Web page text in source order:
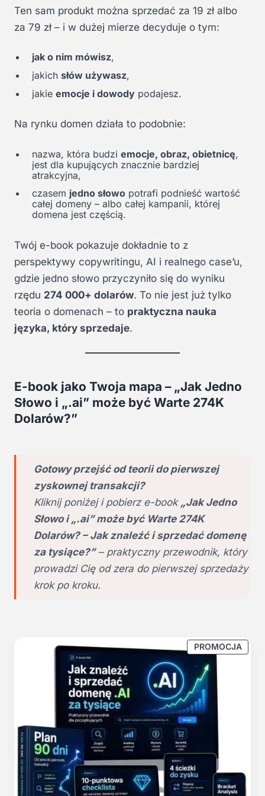
Ten sam produkt można sprzedać za 19 zł albo
za 79 zł – i w dużej mierze decyduje o tym:
jak o nim mówisz,
jakich słów używasz,
jakie emocje i dowody podajesz.
Na rynku domen działa to podobnie:
nazwa, która budzi emocje, obraz, obietnicę,
jest dla kupujących znacznie bardziej
atrakcyjna,
czasem jedno słowo potrafi podnieść wartość
całej domeny – albo całej kampanii, której
domena jest częścią.
Twój e-book pokazuje dokładnie to z
perspektywy copywritingu, AI i realnego case’u,
gdzie jedno słowo przyczyniło się do wyniku
rzędu 274 000+ dolarów. To nie jest już tylko
teoria o domenach – to praktyczna nauka
języka, który sprzedaje.
E-book jako Twoja mapa – „Jak Jedno
Słowo i „.ai” może być Warte 274K
Dolarów?”
Gotowy przejść od teorii do pierwszej
zyskownej transakcji?
Kliknij poniżej i pobierz e-book „Jak Jedno
Słowo i „.ai” może być Warte 274K
Dolarów? – Jak znaleźć i sprzedać domenę
za tysiące?”– praktyczny przewodnik, który
prowadzi Cię od zera do pierwszej sprzedaży
krok po kroku.
PROMOCJAP
R
J